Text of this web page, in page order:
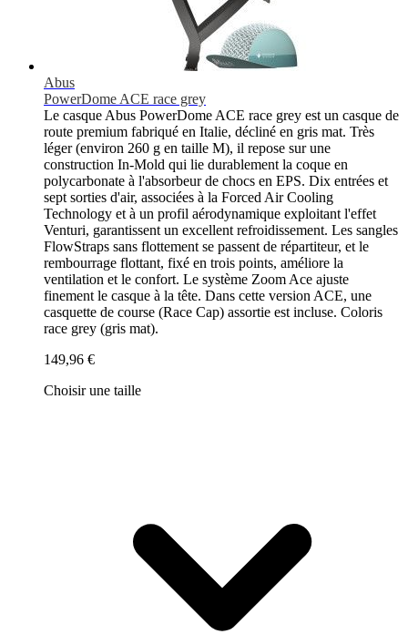
Abus
PowerDome ACE race grey
Le casque Abus PowerDome ACE race grey est un casque de
route premium fabriqué en Italie, décliné en gris mat. Très
léger (environ 260 g en taille M), il repose sur une
construction In-Mold qui lie durablement la coque en
polycarbonate à l'absorbeur de chocs en EPS. Dix entrées et
sept sorties d'air, associées à la Forced Air Cooling
Technology et à un profil aérodynamique exploitant l'effet
Venturi, garantissent un excellent refroidissement. Les sangles
FlowStraps sans flottement se passent de répartiteur, et le
rembourrage flottant, fixé en trois points, améliore la
ventilation et le confort. Le système Zoom Ace ajuste
finement le casque à la tête. Dans cette version ACE, une
casquette de course (Race Cap) assortie est incluse. Coloris
race grey (gris mat).
149,96 €
Choisir une taille